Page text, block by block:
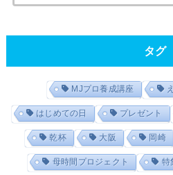
タグ
MJプロ養成講座
はじめての日 プレゼント
乾杯 大阪 岡崎
母時間プロジェクト 特